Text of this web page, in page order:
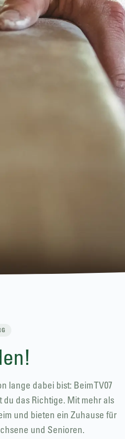
lange dabei bist: Beim TV07
das Richtige. Mit mehr als
und bieten ein Zuhause für
und Senioren.